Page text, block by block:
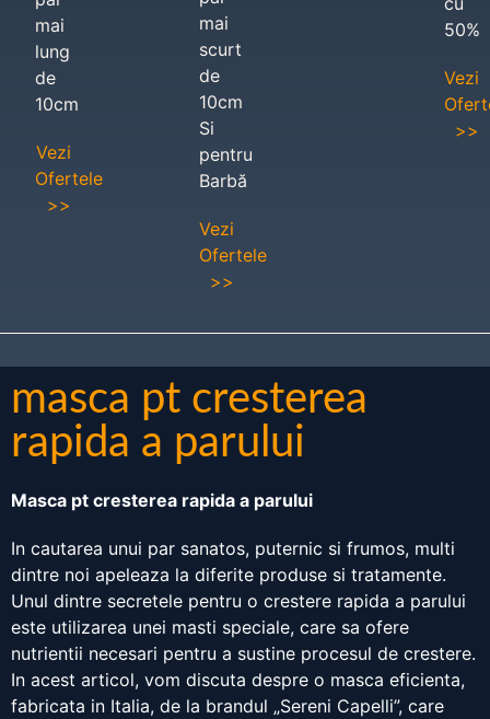
mai
lung
de
10cm
Vezi
Ofertele
>>
mai
scurt
de
10cm
Si
pentru
Barbă
Vezi
Ofertele
>>
50%
Vezi
>>
masca pt cresterea
rapida a parului
Masca pt cresterea rapida a parului
In cautarea unui par sanatos, puternic si frumos, multi
dintre noi apeleaza la diferite produse si tratamente.
Unul dintre secretele pentru o crestere rapida a parului
este utilizarea unei masti speciale, care sa ofere
nutrientii necesari pentru a sustine procesul de crestere.
In acest articol, vom discuta despre o masca eficienta,
fabricata in Italia, de la brandul „Sereni Capelli”, care